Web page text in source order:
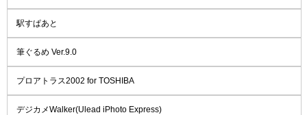
駅すぱあと
筆ぐるめ Ver.9.0
プロアトラス2002 for TOSHIBA
デジカメWalker(Ulead iPhoto Express)